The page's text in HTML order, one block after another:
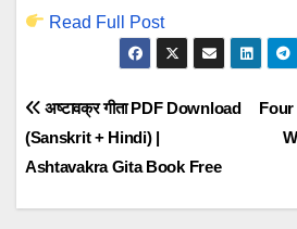
Read Full Post
Post
navigation
अष्टावक्र गीता PDF Download
(Sanskrit + Hindi) |
Ashtavakra Gita Book Free